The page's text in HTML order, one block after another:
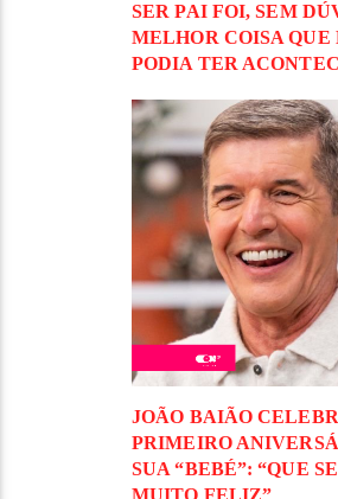
SER PAI FOI, SEM
MELHOR COISA QUE
PODIA TER
JOÃO BAIÃO
PRIMEIRO
SUA “BEBÉ”: “QUE